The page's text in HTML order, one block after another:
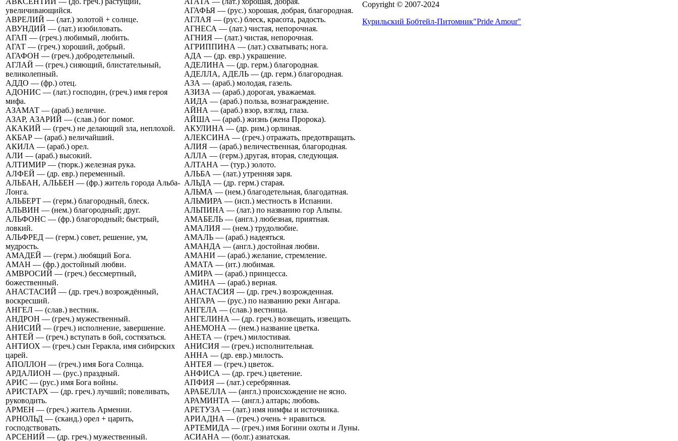
увеличивающийся.
АВРЕЛИЙ — (лат.) золотой + солнце.
АВУНДИЙ — (лат.) изобиловать.
АГАП — (греч.) любимый, любить.
АГАТ — (греч.) хороший, добрый.
АГАФОН — (греч.) добродетельный.
АГЛАЙ — (греч.) сияющий, блистательный,
великолепный.
АДДО — (фр.) отец.
АДОНИС — (лат.) господин, (греч.) имя героя
мифа.
АЗАМАТ — (араб.) величие.
АЗАР, АЗАРИЙ — (слав.) бог помог.
АКАКИЙ — (греч.) не делающий зла, неплохой.
АКБАР — (араб.) величайший.
АКИЛА — (араб.) орел.
АЛИ — (араб.) высокий.
АЛТИМИР — (тюрк.) железная рука.
АЛФЕЙ — (др. евр.) переменный.
АЛЬБАН, АЛЬБЕН — (фр.) житель города Альба-
Лонга.
АЛЬБЕРТ — (герм.) благородный, блеск.
АЛЬВИН — (нем.) благородный; друг.
АЛЬФОНС — (фр.) благородный; быстрый,
ловкий.
АЛЬФРЕД — (герм.) совет, решение, ум,
мудрость.
АМАДЕЙ — (герм.) любящий Бога.
АМАН — (фр.) достойный любви.
АМВРОСИЙ — (греч.) бессмертный,
божественный.
АНАСТАСИЙ — (др. греч.) возрождённый,
воскресший.
АНГЕЛ — (слав.) вестник.
АНДРОН — (греч.) мужественный.
АНИСИЙ — (греч.) исполнение, завершение.
АНТЕЙ — (греч.) вступать в бой, состязаться.
АНТИОХ — (греч.) сын Геракла, имя сибирских
царей.
АПОЛЛОН — (греч.) имя Бога Солнца.
АРДАЛИОН — (рус.) праздный.
АРИС — (рус.) имя Бога войны.
АРИСТАРХ — (др. греч.) лучший; повеливать,
руководить.
АРМЕН — (греч.) житель Армении.
АРНОЛЬД — (сканд.) орел + царить,
господствовать.
АРСЕНИЙ — (др. греч.) мужественный.
АГАФЬЯ — (рус.) хорошая, добрая, благородная.
АГЛАЯ — (рус.) блеск, красота, радость.
АГНЕСА — (лат.) чистая, непорочная.
АГНИЯ — (лат.) чистая, непорочная.
АГРИППИНА — (лат.) схватывать; нога.
АДА — (др. евр.) украшение.
АДЕЛИНА — (др. герм.) благородная.
АДЕЛЛА, АДЕЛЬ — (др. герм.) благородная.
АЗА — (араб.) молодая, газель.
АЗИЗА — (араб.) дорогая, уважаемая.
АИДА — (араб.) польза, вознаграждение.
АЙНА — (араб.) взор, взгляд, глаза.
АЙША — (араб.) жизнь (жена Пророка).
АКУЛИНА — (др. рим.) орлиная.
АЛЕКСИНА — (греч.) отражать, предотвращать.
АЛИЯ — (араб.) величественная, благородная.
АЛЛА — (герм.) другая, вторая, следующая.
АЛТАНА — (тур.) золото.
АЛЬБА — (лат.) утренняя заря.
АЛЬДА — (др. герм.) старая.
АЛЬМА — (нем.) благодетельная, благодатная.
АЛЬМИРА — (исп.) местность в Испании.
АЛЬПИНА — (лат.) по названию гор Альпы.
АМАБЕЛЬ — (англ.) любезная, приятная.
АМАЛИЯ — (нем.) трудолюбие.
АМАЛЬ — (араб.) надеяться.
АМАНДА — (англ.) достойная любви.
АМАНИ — (араб.) желание, стремление.
АМАТА — (ит.) любимая.
АМИРА — (араб.) принцесса.
АМИНА — (араб.) верная.
АНАСТАСИЯ — (др. греч.) возрожденная.
АНГАРА — (рус.) по названию реки Ангара.
АНГЕЛА — (слав.) вестница.
АНГЕЛИНА — (др. греч.) возвещать, извещать.
АНЕМОНА — (нем.) название цветка.
АНЕТА — (греч.) милостивая.
АНИСИЯ — (греч.) исполнительная.
АННА — (др. евр.) милость.
АНТЕЯ — (греч.) цветок.
АНФИСА — (др. греч.) цветение.
АПФИЯ — (лат.) серебрянная.
АРАБЕЛЛА — (англ.) происхождение не ясно.
АРАМИНТА — (англ.) алтарь; любовь.
АРЕТУЗА — (лат.) имя нимфы и источника.
АРИАДНА — (греч.) очень + нравиться.
АРТЕМИДА — (греч.) имя Богини охоты и Луны.
АСИАНА — (болг.) азиатская.
Copyright © 2007-2024
Курильский Бобтейл-Питомник"Pride Amour"